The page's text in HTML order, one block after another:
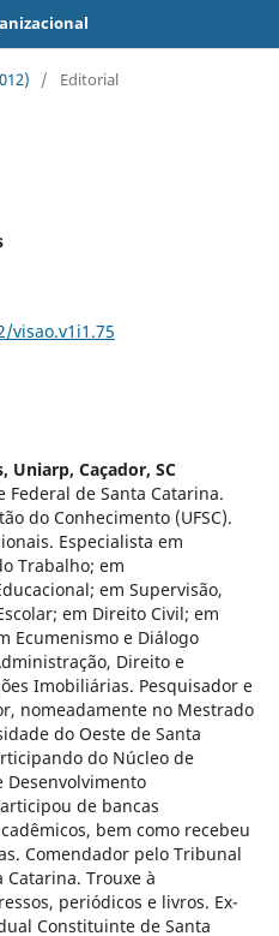
/ Editorial
visao.v1i1.75
Uniarp, Caçador, SC
Federal de Santa Catarina.
do Conhecimento (UFSC).
Especialista em
Trabalho; em
em Supervisão,
em Direito Civil; em
Ecumenismo e Diálogo
Direito e
Imobiliárias. Pesquisador e
nomeadamente no Mestrado
do Oeste de Santa
do Núcleo de
Desenvolvimento
de bancas
bem como recebeu
Comendador pelo Tribunal
Catarina. Trouxe à
periódicos e livros. Ex-
Constituinte de Santa